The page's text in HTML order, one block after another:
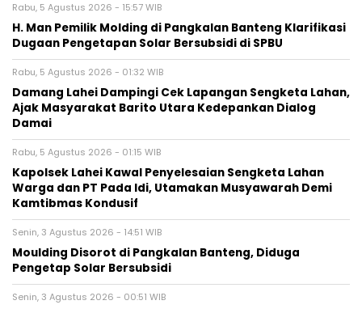
Rabu, 5 Agustus 2026 - 15:57 WIB
H. Man Pemilik Molding di Pangkalan Banteng Klarifikasi
Dugaan Pengetapan Solar Bersubsidi di SPBU
Rabu, 5 Agustus 2026 - 01:32 WIB
Damang Lahei Dampingi Cek Lapangan Sengketa Lahan,
Ajak Masyarakat Barito Utara Kedepankan Dialog
Damai
Rabu, 5 Agustus 2026 - 01:15 WIB
Kapolsek Lahei Kawal Penyelesaian Sengketa Lahan
Warga dan PT Pada Idi, Utamakan Musyawarah Demi
Kamtibmas Kondusif
Senin, 3 Agustus 2026 - 14:51 WIB
Moulding Disorot di Pangkalan Banteng, Diduga
Pengetap Solar Bersubsidi
Senin, 3 Agustus 2026 - 00:51 WIB